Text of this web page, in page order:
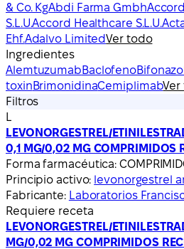
& Co. KgAbdi Farma Gmbh
S.L.U.Accord Healthcare S.L.U.
Ehf.Adalvo LimitedVer todo
Ingredientes
AlemtuzumabBaclofeno
toxinBrimonidinaCemiplimab
Filtros
L
LEVONORGESTREL/
0,1 MG/0,02 MG COMPRIMIDOS
Forma farmacéutica:
Principio activo: levonorgestrel
Fabricante: Laboratorios
Requiere receta
LEVONORGESTREL/
MG/0,02 MG COMPRIMIDOS